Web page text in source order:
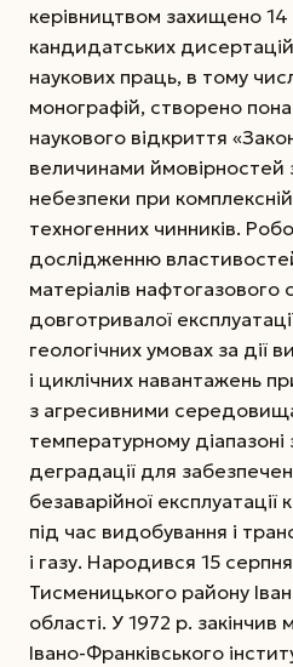
керівництвом захищено 14
кандидатських
наукових праць, в тому
монографій, створено
наукового відкриття
величинами ймовірностей
небезпеки при
техногенних чинників.
дослідженню
матеріалів нафтогазового
довготривалої
геологічних умовах за дії
і циклічних навантажень
з агресивними
температурному діапазоні
деградації для
безаварійної експлуатації
під час видобування і
і газу. Народився 15
Тисменицького району
області. У 1972 р. закінчив
Івано-Франківського